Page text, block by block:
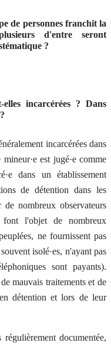
de personnes franchit la
d'entre seront
?
incarcérées ? Dans
incarcérées dans
est jugé·e comme
dans un établissement
de détention dans les
nombreux observateurs
font l'objet de nombreux
ne fournissent pas
isolé·es, n'ayant pas
sont payants).
mauvais traitements et de
détention et lors de leur
documentée,